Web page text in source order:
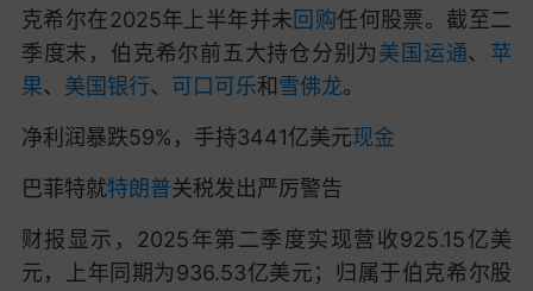
克希尔在2025年上半年并未回购任何股票。截至二
季度末，伯克希尔前五大持仓分别为美国运通、 苹
果、 美国银行、 可口可乐和雪佛龙。
净利润暴跌59%，手持3441亿美元现金
巴菲特就特朗普关税发出严厉警告
财报显示，2025年第二季度实现营收925.15亿美
元，上年同期为936.53亿美元；归属于伯克希尔股